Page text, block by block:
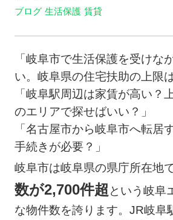
ブログ 生活保護 賃貸
「岐阜市で生活保護を受けな
い。岐阜県の住宅扶助の上限
「岐阜駅周辺は家賃が高い？
のエリアで探せばいい？」
「名古屋市から岐阜市へ転居
手続きが必要？」
岐阜市は岐阜県の県庁所在地
数が2,700件超 という岐阜
な物件数を誇ります。JR岐阜